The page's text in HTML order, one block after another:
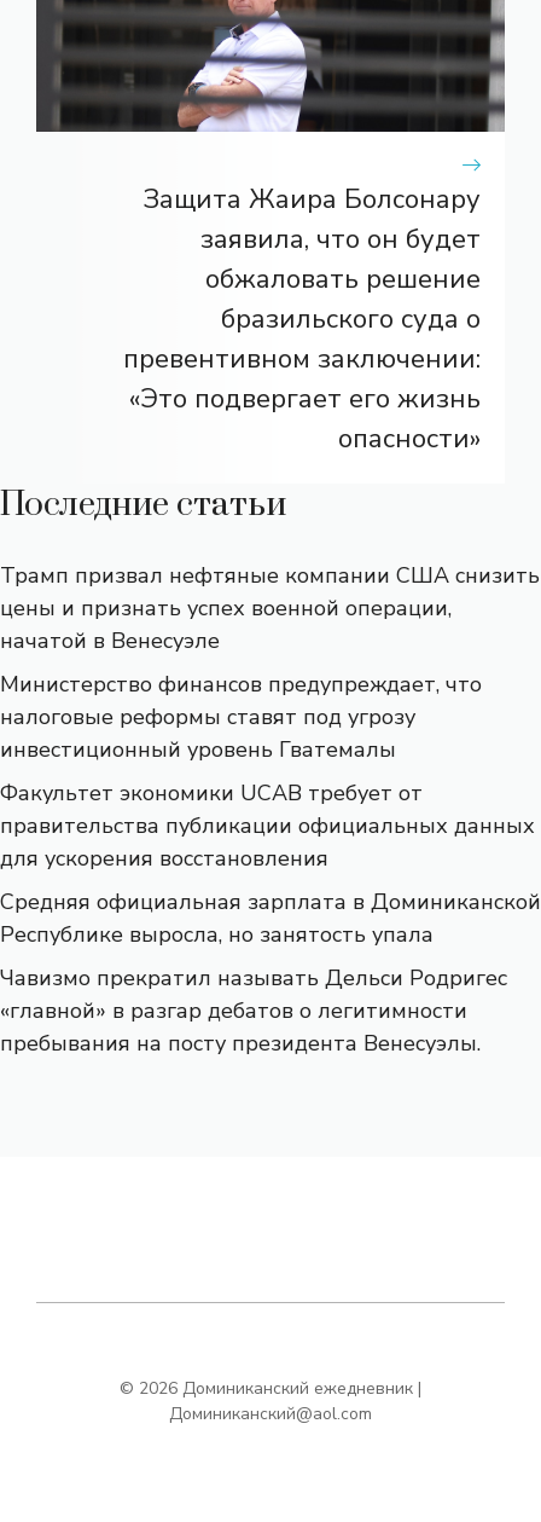
Защита Жаира Болсонару
заявила, что он будет
обжаловать решение
бразильского суда о
превентивном заключении:
«Это подвергает его жизнь
опасности»
Последние статьи
Трамп призвал нефтяные компании США снизить
цены и признать успех военной операции,
начатой ​​в Венесуэле
Министерство финансов предупреждает, что
налоговые реформы ставят под угрозу
инвестиционный уровень Гватемалы
Факультет экономики UCAB требует от
правительства публикации официальных данных
для ускорения восстановления
Средняя официальная зарплата в Доминиканской
Республике выросла, но занятость упала
Чавизмо прекратил называть Дельси Родригес
«главной» в разгар дебатов о легитимности
пребывания на посту президента Венесуэлы.
© 2026 Доминиканский ежедневник |
Доминиканский@aol.com